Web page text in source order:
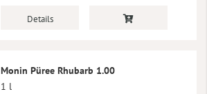
Details
Monin Püree Rhubarb 1.00
1 l